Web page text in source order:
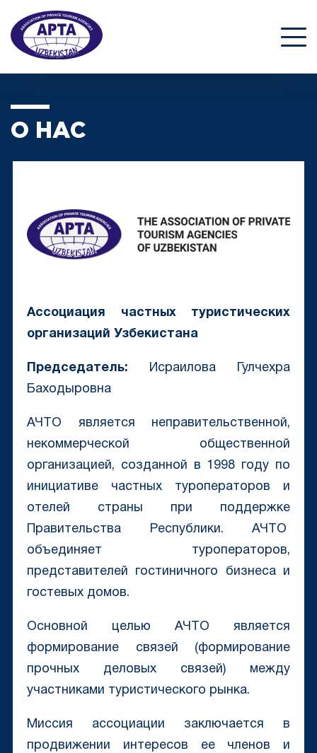
О НАС
Ассоциация частных туристических
организаций Узбекистана
Председатель: Исраилова Гулчехра
Баходыровна
АЧТО является неправительственной,
некоммерческой общественной
организацией, созданной в 1998 году по
инициативе частных туроператоров и
отелей страны при поддержке
Правительства Республики. АЧТО
объединяет туроператоров,
представителей гостиничного бизнеса и
гостевых домов.
Основной целью АЧТО является
формирование связей (формирование
прочных деловых связей) между
участниками туристического рынка.
Миссия ассоциации заключается в
продвижении интересов ее членов и